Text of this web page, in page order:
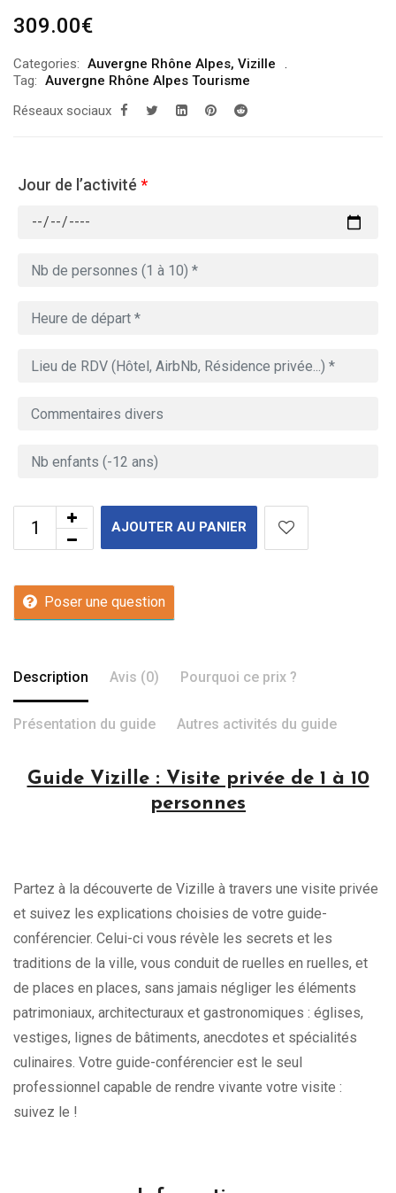
309.00€
Categories: Auvergne Rhône Alpes, Vizille
Tag: Auvergne Rhône Alpes Tourisme
Réseaux sociaux
Jour de l’activité *
AJOUTER AU PANIER
Poser une question
Description Avis (0) Pourquoi ce prix ?
Présentation du guide Autres activités du guide
Guide Vizille : Visite privée de 1 à 10
personnes
Partez à la découverte de Vizille à travers une visite privée
et suivez les explications choisies de votre guide-
conférencier. Celui-ci vous révèle les secrets et les
traditions de la ville, vous conduit de ruelles en ruelles, et
de places en places, sans jamais négliger les éléments
patrimoniaux, architecturaux et gastronomiques : églises,
vestiges, lignes de bâtiments, anecdotes et spécialités
culinaires. Votre guide-conférencier est le seul
professionnel capable de rendre vivante votre visite :
suivez le !